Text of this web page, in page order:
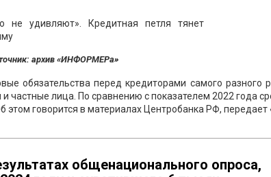
архив «ИНФОРМЕРа»
обязательства перед кредиторами самого разного
частные лица. По сравнению с показателем 2022 года
этом говорится в материалах Центробанка РФ, передает
общенационального опроса,